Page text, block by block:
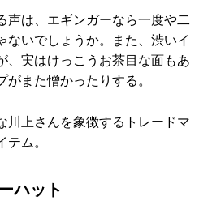
声は、エギンガーなら一度や二
ないでしょうか。また、渋いイ
、実はけっこうお茶目な面もあ
また憎かったりする。
川上さんを象徴するトレードマ
ム。
ハット